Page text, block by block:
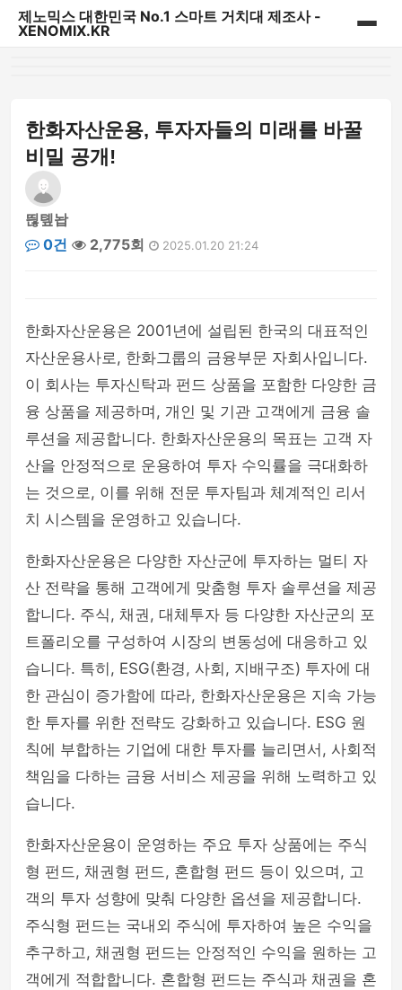
제노믹스 대한민국 No.1 스마트 거치대 제조사 -
XENOMIX.KR
CD슬롯 & 송풍구거치대
대시보드 거치대
자바라거치대
다용도 일상용 거치대
파워핸들/핑거링/충전기
셀카봉 & 블루투스리모컨
한화자산운용, 투자자들의 미래를 바꿀
비밀 공개!
띊톞놥
0건
2,775회 2025.01.20 21:24
한화자산운용은 2001년에 설립된 한국의 대표적인
자산운용사로, 한화그룹의 금융부문 자회사입니다.
이 회사는 투자신탁과 펀드 상품을 포함한 다양한 금
융 상품을 제공하며, 개인 및 기관 고객에게 금융 솔
루션을 제공합니다. 한화자산운용의 목표는 고객 자
산을 안정적으로 운용하여 투자 수익률을 극대화하
는 것으로, 이를 위해 전문 투자팀과 체계적인 리서
치 시스템을 운영하고 있습니다.
한화자산운용은 다양한 자산군에 투자하는 멀티 자
산 전략을 통해 고객에게 맞춤형 투자 솔루션을 제공
합니다. 주식, 채권, 대체투자 등 다양한 자산군의 포
트폴리오를 구성하여 시장의 변동성에 대응하고 있
습니다. 특히, ESG(환경, 사회, 지배구조) 투자에 대
한 관심이 증가함에 따라, 한화자산운용은 지속 가능
한 투자를 위한 전략도 강화하고 있습니다. ESG 원
칙에 부합하는 기업에 대한 투자를 늘리면서, 사회적
책임을 다하는 금융 서비스 제공을 위해 노력하고 있
습니다.
한화자산운용이 운영하는 주요 투자 상품에는 주식
형 펀드, 채권형 펀드, 혼합형 펀드 등이 있으며, 고
객의 투자 성향에 맞춰 다양한 옵션을 제공합니다.
주식형 펀드는 국내외 주식에 투자하여 높은 수익을
추구하고, 채권형 펀드는 안정적인 수익을 원하는 고
객에게 적합합니다. 혼합형 펀드는 주식과 채권을 혼